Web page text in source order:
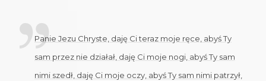
Panie Jezu Chryste, daję Ci teraz moje ręce, abyś Ty
sam przez nie działał, daję Ci moje nogi, abyś Ty sam
nimi szedł, daję Ci moje oczy, abyś Ty sam nimi patrzył,